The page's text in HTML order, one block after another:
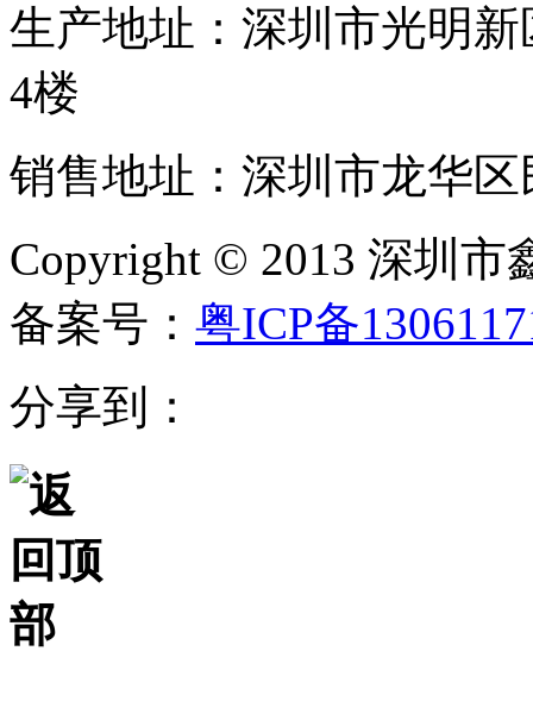
生产地址：深圳市光明
4楼
销售地址：深圳市龙华
Copyright © 2013 深
备案号： 粤ICP备
分享到：